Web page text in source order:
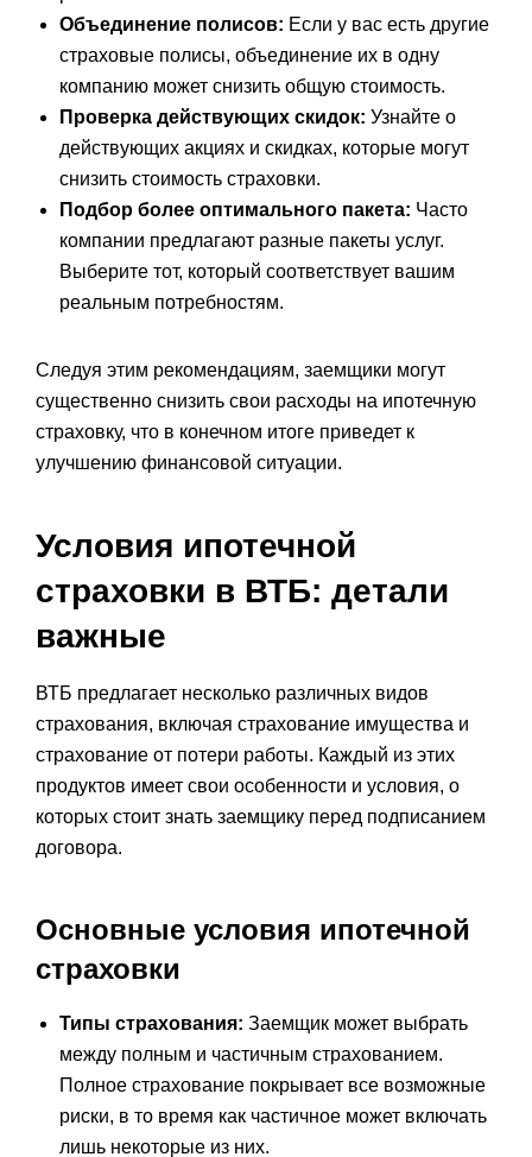
Объединение полисов: Если у вас есть другие
страховые полисы, объединение их в одну
компанию может снизить общую стоимость.
Проверка действующих скидок: Узнайте о
действующих акциях и скидках, которые могут
снизить стоимость страховки.
Подбор более оптимального пакета: Часто
компании предлагают разные пакеты услуг.
Выберите тот, который соответствует вашим
реальным потребностям.
Следуя этим рекомендациям, заемщики могут
существенно снизить свои расходы на ипотечную
страховку, что в конечном итоге приведет к
улучшению финансовой ситуации.
Условия ипотечной
страховки в ВТБ: детали
важные
ВТБ предлагает несколько различных видов
страхования, включая страхование имущества и
страхование от потери работы. Каждый из этих
продуктов имеет свои особенности и условия, о
которых стоит знать заемщику перед подписанием
договора.
Основные условия ипотечной
страховки
Типы страхования: Заемщик может выбрать
между полным и частичным страхованием.
Полное страхование покрывает все возможные
риски, в то время как частичное может включать
лишь некоторые из них.